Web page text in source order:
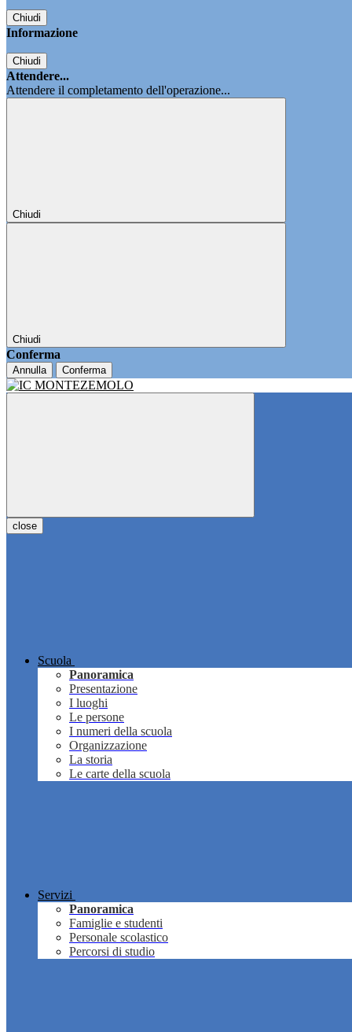
Chiudi
Informazione
Chiudi
Attendere...
Attendere il completamento dell'operazione...
Chiudi
Chiudi
Conferma
Annulla Conferma
close
Scuola
Panoramica
Presentazione
I luoghi
Le persone
I numeri della scuola
Organizzazione
La storia
Le carte della scuola
Servizi
Panoramica
Famiglie e studenti
Personale scolastico
Percorsi di studio